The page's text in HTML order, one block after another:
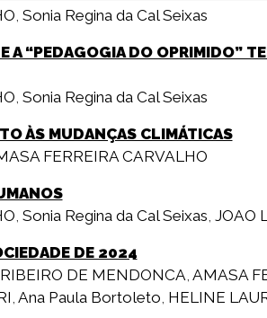
, Sonia Regina da Cal Seixas
A “PEDAGOGIA DO OPRIMIDO”
, Sonia Regina da Cal Seixas
ÀS MUDANÇAS CLIMÁTICAS
FERREIRA CARVALHO
, Sonia Regina da Cal Seixas, JOAO
DE 2024
DE MENDONCA, AMASA
, Ana Paula Bortoleto, HELINE